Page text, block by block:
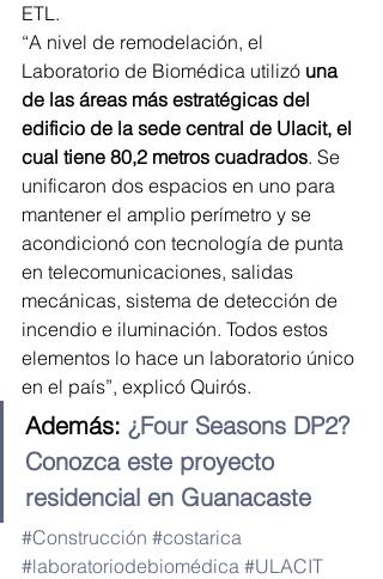
ETL.
“A nivel de remodelación, el
Laboratorio de Biomédica utilizó una
de las áreas más estratégicas del
edificio de la sede central de Ulacit, el
cual tiene 80,2 metros cuadrados. Se
unificaron dos espacios en uno para
mantener el amplio perímetro y se
acondicionó con tecnología de punta
en telecomunicaciones, salidas
mecánicas, sistema de detección de
incendio e iluminación. Todos estos
elementos lo hace un laboratorio único
en el país”, explicó Quirós.
Además: ¿Four Seasons DP2?
Conozca este proyecto
residencial en Guanacaste
#Construcción #costarica
#laboratoriodebiomédica #ULACIT